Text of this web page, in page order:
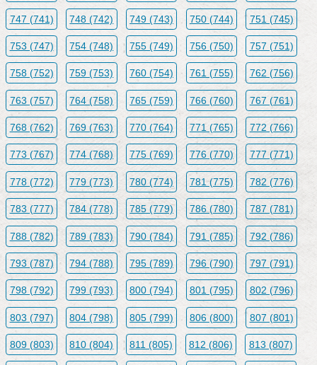
747 (741) 748 (742) 749 (743) 750 (744) 751 (745)
753 (747) 754 (748) 755 (749) 756 (750) 757 (751)
758 (752) 759 (753) 760 (754) 761 (755) 762 (756)
763 (757) 764 (758) 765 (759) 766 (760) 767 (761)
768 (762) 769 (763) 770 (764) 771 (765) 772 (766)
773 (767) 774 (768) 775 (769) 776 (770) 777 (771)
778 (772) 779 (773) 780 (774) 781 (775) 782 (776)
783 (777) 784 (778) 785 (779) 786 (780) 787 (781)
788 (782) 789 (783) 790 (784) 791 (785) 792 (786)
793 (787) 794 (788) 795 (789) 796 (790) 797 (791)
798 (792) 799 (793) 800 (794) 801 (795) 802 (796)
803 (797) 804 (798) 805 (799) 806 (800) 807 (801)
809 (803) 810 (804) 811 (805) 812 (806) 813 (807)